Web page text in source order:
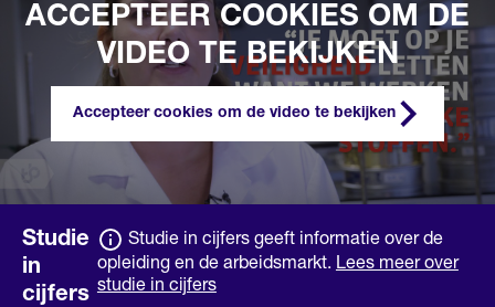
ACCEPTEER COOKIES OM DE
VIDEO TE BEKIJKEN
Accepteer cookies om de video te bekijken
Studie
in
cijfers
Studie in cijfers geeft informatie over de
opleiding en de arbeidsmarkt. Lees meer over
studie in cijfers